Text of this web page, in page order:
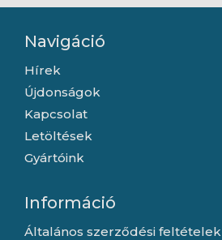
Navigáció
Hírek
Újdonságok
Kapcsolat
Letöltések
Gyártóink
Információ
Általános szerződési feltételek